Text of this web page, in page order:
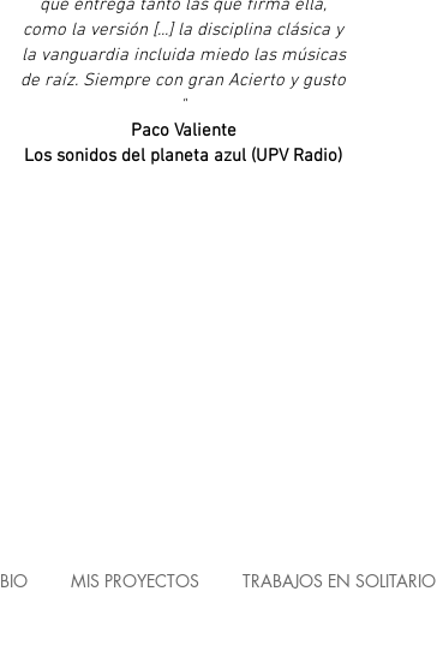
que entrega tanto las que firma ella,
como la versión [...] la disciplina clásica y
la vanguardia incluida miedo las músicas
de raíz. Siempre con gran Acierto y gusto
"
Paco Valiente
Los sonidos del planeta azul (UPV Radio)
BIO MIS PROYECTOS TRABAJOS EN SOLITARIO